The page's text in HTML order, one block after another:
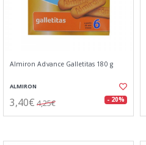
Almiron Advance Galletitas 180 g
ALMIRON
3,40€ 4,25€ - 20%